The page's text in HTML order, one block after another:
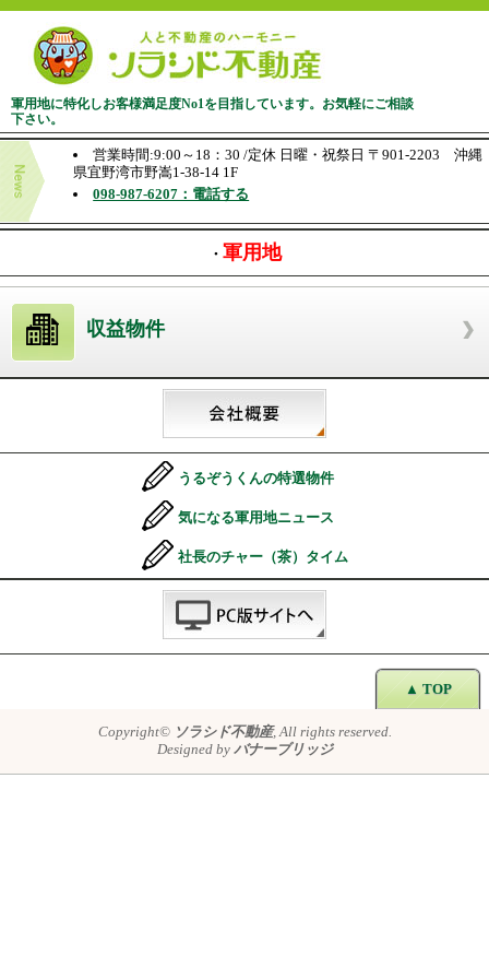
軍用地に特化しお客様満足度No1を目指しています。お気軽にご相談
下さい。
営業時間:9:00～18：30 /定休 日曜・祝祭日 〒901-2203 沖縄
県宜野湾市野嵩1-38-14 1F
098-987-6207：電話する
・ 軍用地
収益物件
うるぞうくんの特選物件
気になる軍用地ニュース
社長のチャー（茶）タイム
▲ TOP
Copyright© ソラシド不動産, All rights reserved.
Designed by バナーブリッジ